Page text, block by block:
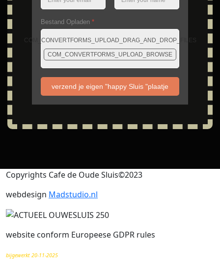
Bestand Opladen *
COM_CONVERTFORMS_UPLOAD_DRAG_AND_DROP_FILES
COM_CONVERTFORMS_UPLOAD_BROWSE
verzend je eigen "happy Sluis "plaatje
Copyrights Cafe de Oude Sluis©2023
webdesign Madstudio.nl
website conform Europeese GDPR rules
bijgewerkt 20-11-2025